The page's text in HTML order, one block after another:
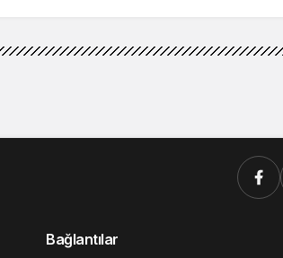
Bağlantılar